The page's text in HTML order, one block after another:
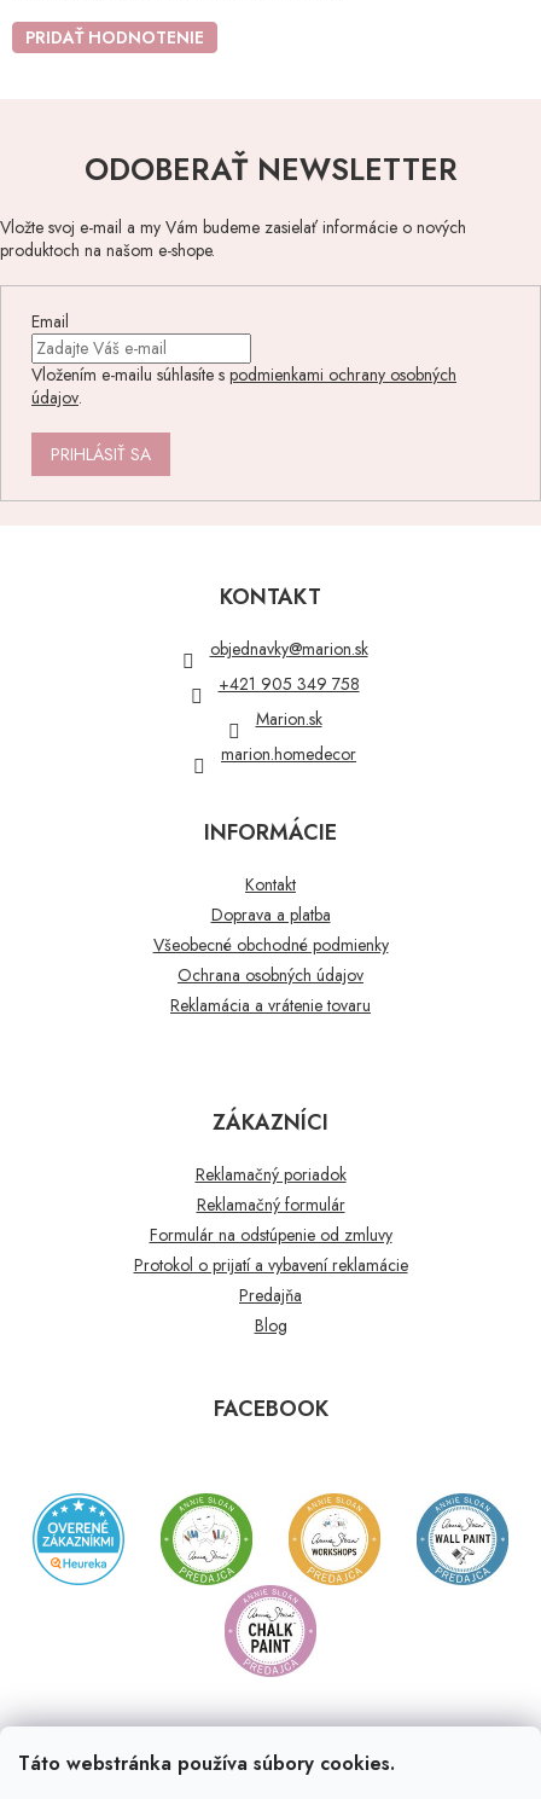
Táto webstránka používa súbory cookies.
PRIDAŤ HODNOTENIE
ODOBERAŤ NEWSLETTER
Vložte svoj e-mail a my Vám budeme zasielať informácie o nových
produktoch na našom e-shope.
Email
Vložením e-mailu súhlasíte s podmienkami ochrany osobných
údajov.
PRIHLÁSIŤ SA
KONTAKT
objednavky@marion.sk
+421 905 349 758
Marion.sk
marion.homedecor
INFORMÁCIE
Kontakt
Doprava a platba
Všeobecné obchodné podmienky
Ochrana osobných údajov
Reklamácia a vrátenie tovaru
ZÁKAZNÍCI
Reklamačný poriadok
Reklamačný formulár
Formulár na odstúpenie od zmluvy
Protokol o prijatí a vybavení reklamácie
Predajňa
Blog
FACEBOOK